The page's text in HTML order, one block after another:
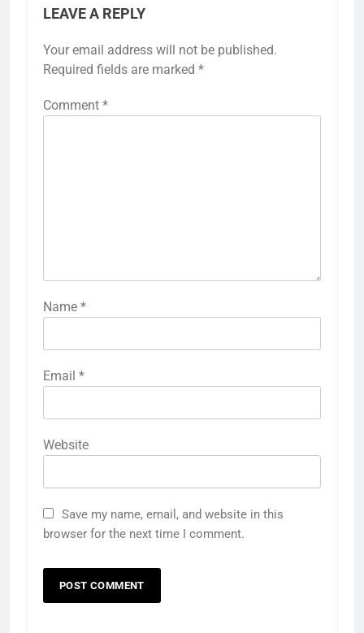
LEAVE A REPLY
Your email address will not be published.
Required fields are marked *
Comment *
Name *
Email *
Website
Save my name, email, and website in this
browser for the next time I comment.